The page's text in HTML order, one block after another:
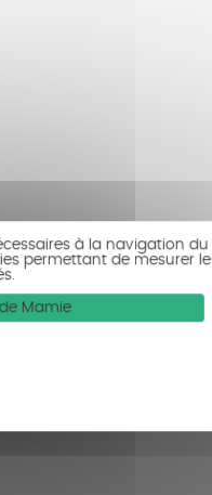
à la navigation du
permettant de mesurer le
Mamie